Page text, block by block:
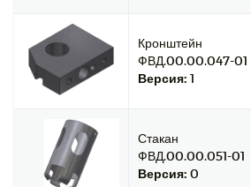
Кронштейн
ФВД.00.00.047-01
Версия: 1
Стакан
ФВД.00.00.051-01
Версия: 0